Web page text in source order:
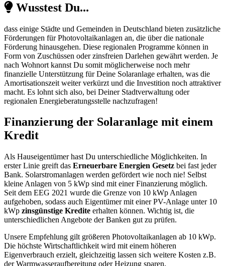
Wusstest Du...
dass einige Städte und Gemeinden in Deutschland bieten zusätzliche
Förderungen für Photovoltaikanlagen an, die über die nationale
Förderung hinausgehen. Diese regionalen Programme können in
Form von Zuschüssen oder zinsfreien Darlehen gewährt werden. Je
nach Wohnort kannst Du somit möglicherweise noch mehr
finanzielle Unterstützung für Deine Solaranlage erhalten, was die
Amortisationszeit weiter verkürzt und die Investition noch attraktiver
macht. Es lohnt sich also, bei Deiner Stadtverwaltung oder
regionalen Energieberatungsstelle nachzufragen!
Finanzierung der Solaranlage mit einem
Kredit
Als Hauseigentümer hast Du unterschiedliche Möglichkeiten. In
erster Linie greift das Erneuerbare Energien Gesetz bei fast jeder
Bank. Solarstromanlagen werden gefördert wie noch nie! Selbst
kleine Anlagen von 5 kWp sind mit einer Finanzierung möglich.
Seit dem EEG 2021 wurde die Grenze von 10 kWp Anlagen
aufgehoben, sodass auch Eigentümer mit einer PV-Anlage unter 10
kWp zinsgünstige Kredite erhalten können. Wichtig ist, die
unterschiedlichen Angebote der Banken gut zu prüfen.
Unsere Empfehlung gilt größeren Photovoltaikanlagen ab 10 kWp.
Die höchste Wirtschaftlichkeit wird mit einem höheren
Eigenverbrauch erzielt, gleichzeitig lassen sich weitere Kosten z.B.
der Warmwasseraufbereitung oder Heizung sparen.